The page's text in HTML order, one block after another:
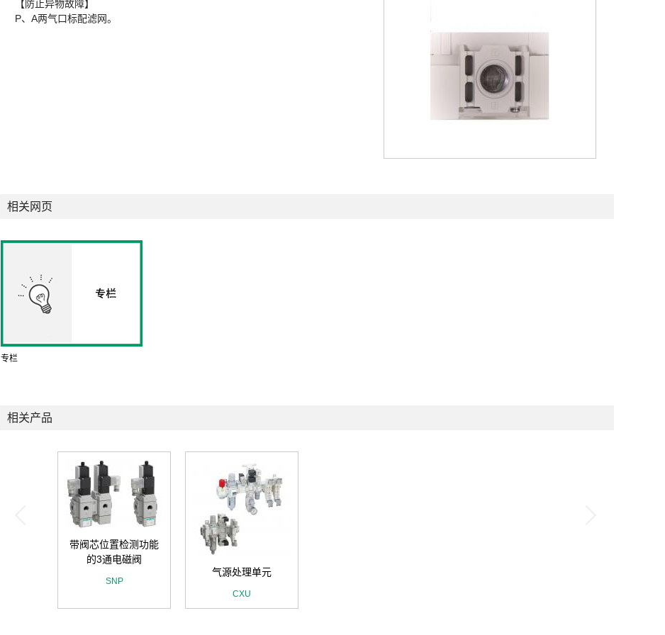
【防止异物故障】
P、A两气口标配滤网。
相关网页
专栏
相关产品
带阀芯位置检测功能
的3通电磁阀
SNP
气源处理单元
CXU